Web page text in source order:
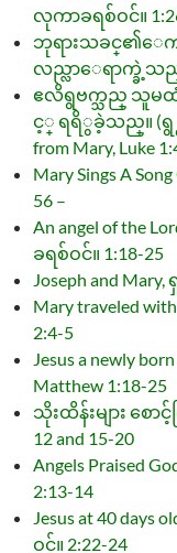
လုကာခရစ်ဝင်။
ဘုရားသခင္၏ေ
လည္လာေရာက္ခဲ့သည္
ဧလိရွဗက္သည္ သူမ
င့္ ရရိွခဲ့သည္။ (ရွင္လု
from Mary, Luke
Mary Sings A
56 –
An angel of the
ခရစ်ဝင်။ 1:18-25
Joseph and
Mary traveled
2:4-5
Jesus a newly
Matthew 1:18-25
သိုးထိန်းများ စေ
12 and 15-20
Angels Praised
2:13-14
Jesus at 40 days
ဝင်။ 2:22-24